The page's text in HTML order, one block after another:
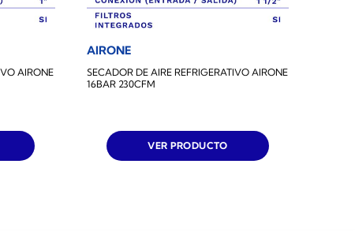
AIRONE
AIRONE
SECADOR DE AIRE REFRIGERATIVO AIRONE
16BAR 230CFM
VER PRODUCTO